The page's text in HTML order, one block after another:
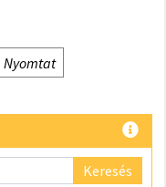
Nyomtat
Keresés